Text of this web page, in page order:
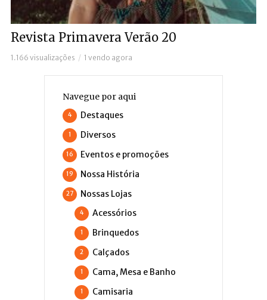
Revista Primavera Verão 20
1.166 visualizações 1 vendo agora
Navegue por aqui
Destaques
4
Diversos
1
Eventos e promoções
16
Nossa História
19
Nossas Lojas
27
Acessórios
4
Brinquedos
1
Calçados
2
Cama, Mesa e Banho
1
Camisaria
1